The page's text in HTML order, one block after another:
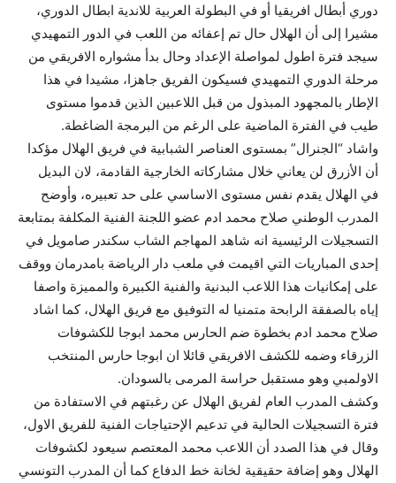
دوري أبطال افريقيا أو في البطولة العربية للاندية ابطال الدوري،
مشيرا إلى أن الهلال حال تم إعفائه من اللعب في الدور التمهيدي
سيجد فترة اطول لمواصلة الإعداد وحال بدأ مشواره الافريقي من
مرحلة الدوري التمهيدي فسيكون الفريق جاهزا، مشيدا في هذا
الإطار بالمجهود المبذول من قبل اللاعبين الذين قدموا مستوى
طيب في الفترة الماضية على الرغم من البرمجة الضاغطة.
واشاد “الجنرال” بمستوى العناصر الشبابية في فريق الهلال مؤكدا
أن الأزرق لن يعاني خلال مشاركاته الخارجية القادمة، لان البديل
في الهلال يقدم نفس مستوى الاساسي على حد تعبيره، وأوضح
المدرب الوطني صلاح محمد ادم عضو اللجنة الفنية المكلفة بمتابعة
التسجيلات الرئيسية انه شاهد المهاجم الشاب سكندر صامويل في
إحدى المباريات التي اقيمت في ملعب دار الرياضة بامدرمان ووقف
على إمكانيات هذا اللاعب البدنية والفنية الكبيرة والمميزة واصفا
إياه بالصفقة الرابحة متمنيا له التوفيق مع فريق الهلال، كما اشاد
صلاح محمد ادم بخطوة ضم الحارس محمد ابوجا للكشوفات
الزرقاء وضمه للكشف الافريقي قائلا ان ابوجا حارس المنتخب
الاولمبي وهو مستقبل حراسة المرمى بالسودان.
وكشف المدرب العام لفريق الهلال عن رغبتهم في الاستفادة من
فترة التسجيلات الحالية في تدعيم الإحتياجات الفنية للفريق الاول،
وقال في هذا الصدد أن اللاعب محمد المعتصم سيعود لكشوفات
الهلال وهو إضافة حقيقية لخانة خط الدفاع كما أن المدرب التونسي